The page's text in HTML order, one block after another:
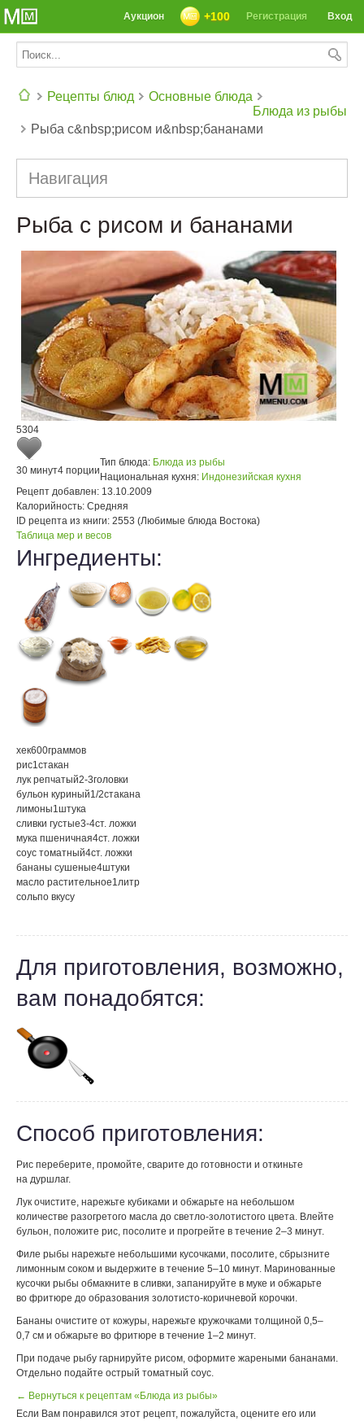
СЕГОДНЯ: 39142 РЕЦЕПТА
Вход
Регистрация
+100
Аукцион
Рецепты блюд
Основные блюда
Блюда из рыбы
Рыба с&nbsp;рисом и&nbsp;бананами
Навигация
Рыба с рисом и бананами
5304
30 минут4 порции
Тип блюда: Блюда из рыбы
Национальная кухня: Индонезийская кухня
Рецепт добавлен: 13.10.2009
Калорийность: Средняя
ID рецепта из книги: 2553 (Любимые блюда Востока)
Таблица мер и весов
Ингредиенты:
хек600граммов
рис1стакан
лук репчатый2-3головки
бульон куриный1/2стакана
лимоны1штука
сливки густые3-4ст. ложки
мука пшеничная4ст. ложки
соус томатный4ст. ложки
бананы сушеные4штуки
масло растительное1литр
сольпо вкусу
Для приготовления, возможно,
вам понадобятся:
Способ приготовления:
Рис переберите, промойте, сварите до готовности и откиньте
на дуршлаг.
Лук очистите, нарежьте кубиками и обжарьте на небольшом
количестве разогретого масла до светло-золотистого цвета. Влейте
бульон, положите рис, посолите и прогрейте в течение 2–3 минут.
Филе рыбы нарежьте небольшими кусочками, посолите, сбрызните
лимонным соком и выдержите в течение 5–10 минут. Маринованные
кусочки рыбы обмакните в сливки, запанируйте в муке и обжарьте
во фритюре до образования золотисто-коричневой корочки.
Бананы очистите от кожуры, нарежьте кружочками толщиной 0,5–
0,7 см и обжарьте во фритюре в течение 1–2 минут.
При подаче рыбу гарнируйте рисом, оформите жареными бананами.
Отдельно подайте острый томатный соус.
← Вернуться к рецептам «Блюда из рыбы»
Если Вам понравился этот рецепт, пожалуйста, оцените его или